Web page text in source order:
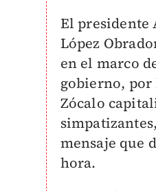
El presidente
López
en el marco
gobierno, por
Zócalo
mensaje que
hora.